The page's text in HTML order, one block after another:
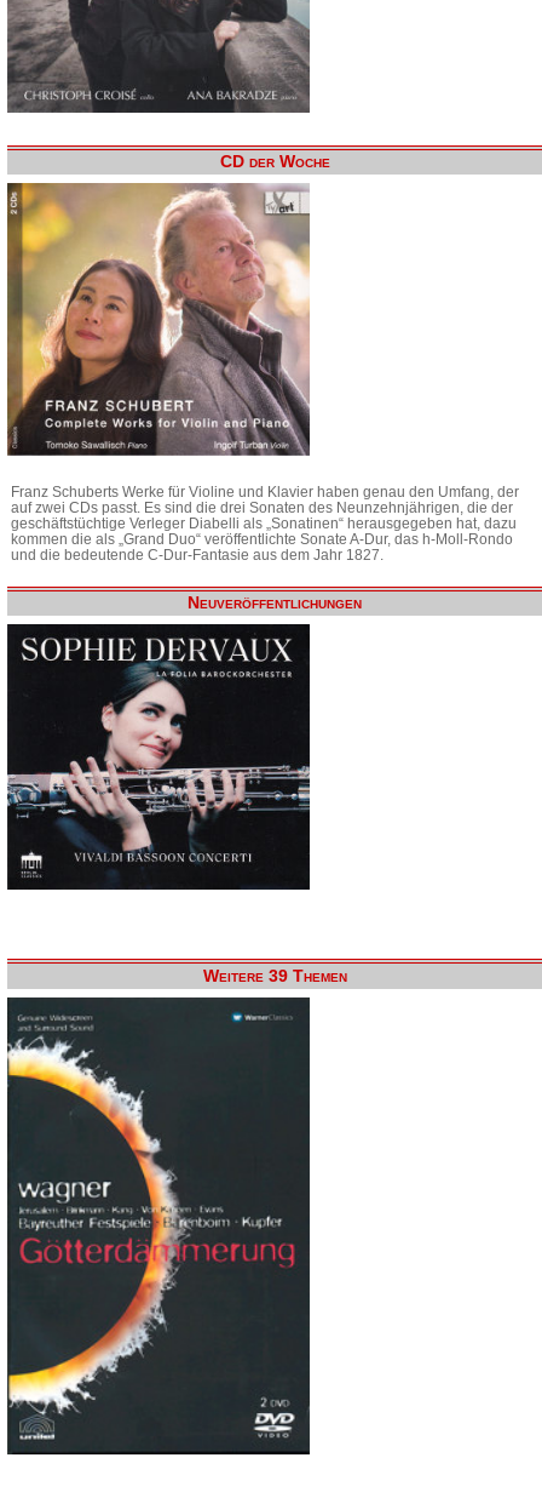
CD der Woche
Franz Schuberts Werke für Violine und Klavier haben genau den Umfang, der
auf zwei CDs passt. Es sind die drei Sonaten des Neunzehnjährigen, die der
geschäftstüchtige Verleger Diabelli als „Sonatinen“ herausgegeben hat, dazu
kommen die als „Grand Duo“ veröffentlichte Sonate A-Dur, das h-Moll-Rondo
und die bedeutende C-Dur-Fantasie aus dem Jahr 1827.
Neuveröffentlichungen
Weitere 39 Themen